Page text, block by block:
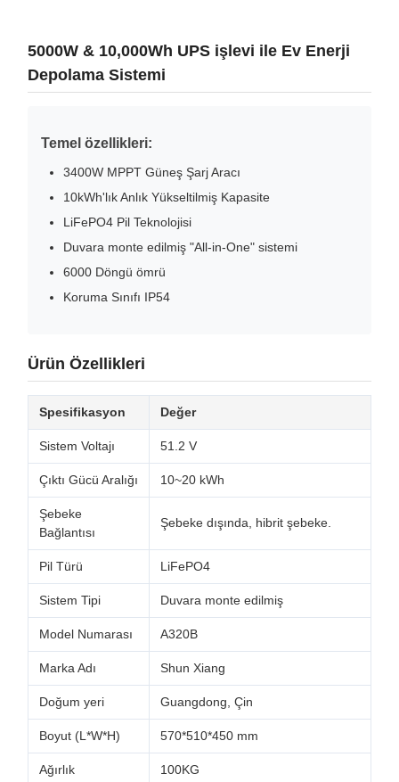
5000W & 10,000Wh UPS işlevi ile Ev Enerji
Depolama Sistemi
Temel özellikleri:
3400W MPPT Güneş Şarj Aracı
10kWh'lık Anlık Yükseltilmiş Kapasite
LiFePO4 Pil Teknolojisi
Duvara monte edilmiş "All-in-One" sistemi
6000 Döngü ömrü
Koruma Sınıfı IP54
Ürün Özellikleri
Spesifikasyon Değer
Sistem Voltajı 51.2 V
Çıktı Gücü Aralığı 10~20 kWh
Şebeke
Bağlantısı
Şebeke dışında, hibrit şebeke.
Pil Türü LiFePO4
Sistem Tipi Duvara monte edilmiş
Model Numarası A320B
Marka Adı Shun Xiang
Doğum yeri Guangdong, Çin
Boyut (L*W*H) 570*510*450 mm
Ağırlık 100KG